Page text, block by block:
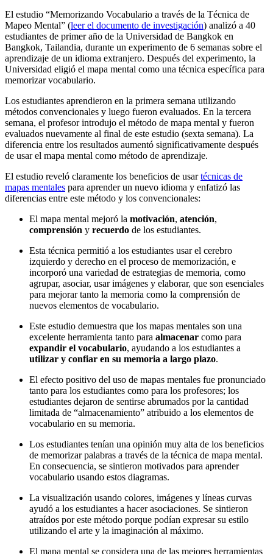
El estudio “Memorizando Vocabulario a través de la Técnica de
Mapeo Mental” (leer el documento de investigación) analizó a 40
estudiantes de primer año de la Universidad de Bangkok en
Bangkok, Tailandia, durante un experimento de 6 semanas sobre el
aprendizaje de un idioma extranjero. Después del experimento, la
Universidad eligió el mapa mental como una técnica específica para
memorizar vocabulario.
Los estudiantes aprendieron en la primera semana utilizando
métodos convencionales y luego fueron evaluados. En la tercera
semana, el profesor introdujo el método de mapa mental y fueron
evaluados nuevamente al final de este estudio (sexta semana). La
diferencia entre los resultados aumentó significativamente después
de usar el mapa mental como método de aprendizaje.
El estudio reveló claramente los beneficios de usartécnicas de
mapas mentales para aprender un nuevo idioma y enfatizó las
diferencias entre este método y los convencionales:
El mapa mental mejoró la motivación, atención,
comprensión y recuerdo de los estudiantes.
Esta técnica permitió a los estudiantes usar el cerebro
izquierdo y derecho en el proceso de memorización, e
incorporó una variedad de estrategias de memoria, como
agrupar, asociar, usar imágenes y elaborar, que son esenciales
para mejorar tanto la memoria como la comprensión de
nuevos elementos de vocabulario.
Este estudio demuestra que los mapas mentales son una
excelente herramienta tanto para almacenar como para
expandir el vocabulario, ayudando a los estudiantes a
utilizar y confiar en su memoria a largo plazo.
El efecto positivo del uso de mapas mentales fue pronunciado
tanto para los estudiantes como para los profesores; los
estudiantes dejaron de sentirse abrumados por la cantidad
limitada de “almacenamiento” atribuido a los elementos de
vocabulario en su memoria.
Los estudiantes tenían una opinión muy alta de los beneficios
de memorizar palabras a través de la técnica de mapa mental.
En consecuencia, se sintieron motivados para aprender
vocabulario usando estos diagramas.
La visualización usando colores, imágenes y líneas curvas
ayudó a los estudiantes a hacer asociaciones. Se sintieron
atraídos por este método porque podían expresar su estilo
utilizando el arte y la imaginación al máximo.
El mapa mental se considera una de las mejores herramientas